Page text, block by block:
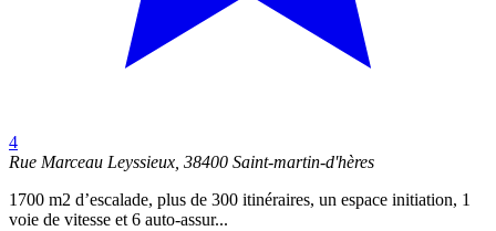
4
Rue Marceau Leyssieux, 38400 Saint-martin-d'hères
1700 m2 d’escalade, plus de 300 itinéraires, un espace initiation, 1
voie de vitesse et 6 auto-assur...